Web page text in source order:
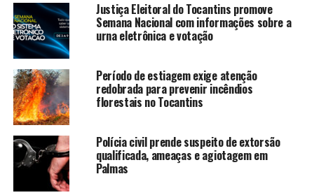
Justiça Eleitoral do Tocantins promove
Semana Nacional com informações sobre a
urna eletrônica e votação
Período de estiagem exige atenção
redobrada para prevenir incêndios
florestais no Tocantins
Polícia civil prende suspeito de extorsão
qualificada, ameaças e agiotagem em
Palmas